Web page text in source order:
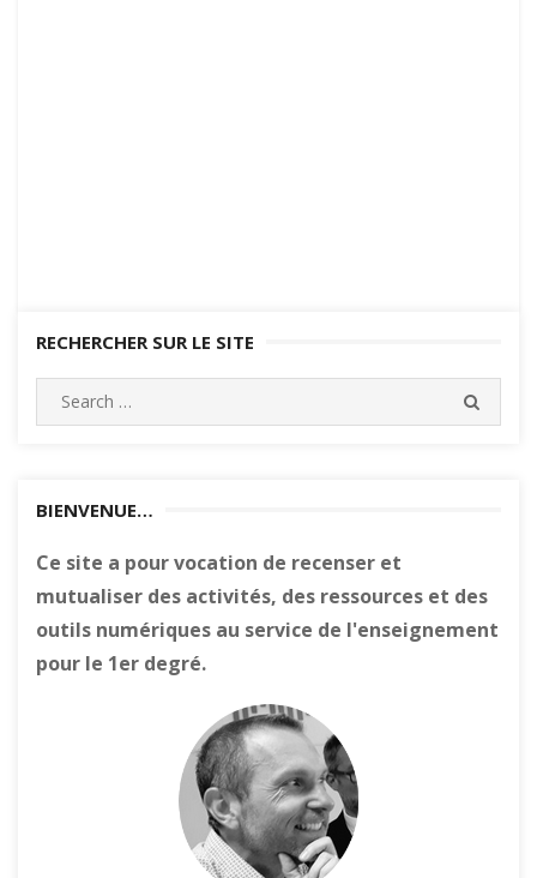
RECHERCHER SUR LE SITE
BIENVENUE…
Ce site a pour vocation de recenser et
mutualiser des activités, des ressources et des
outils numériques au service de l'enseignement
pour le 1er degré.